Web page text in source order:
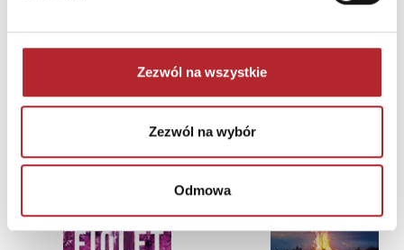
Zezwól na wszystkie
Zezwól na wybór
Odmowa
NAJCZĘŚCIEJ KUPOWANE
TOP 100
TOP 100